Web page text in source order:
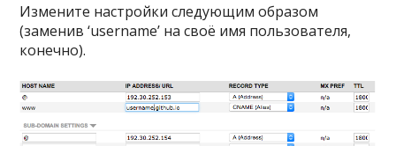
Измените настройки следующим образом
(заменив ‘username’ на своё имя пользователя,
конечно).